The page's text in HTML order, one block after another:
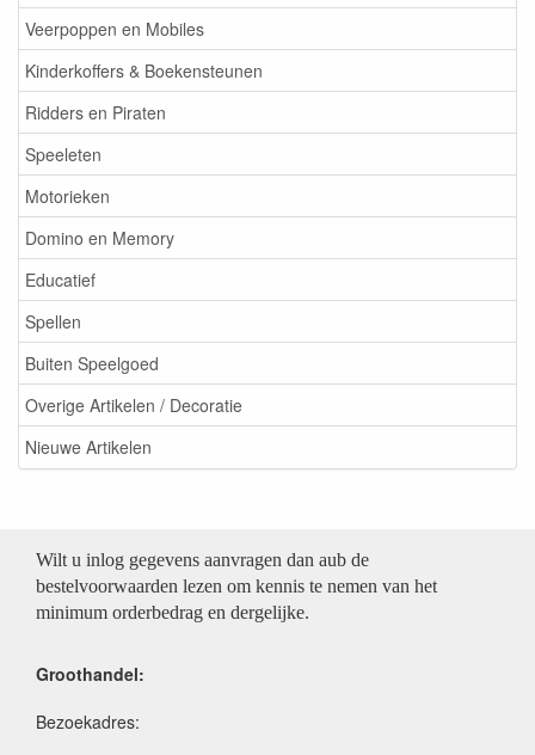
Veerpoppen en Mobiles
Kinderkoffers & Boekensteunen
Ridders en Piraten
Speeleten
Motorieken
Domino en Memory
Educatief
Spellen
Buiten Speelgoed
Overige Artikelen / Decoratie
Nieuwe Artikelen
Wilt u inlog gegevens aanvragen dan aub de
bestelvoorwaarden lezen om kennis te nemen van het
minimum orderbedrag en dergelijke.
Groothandel:
Bezoekadres: